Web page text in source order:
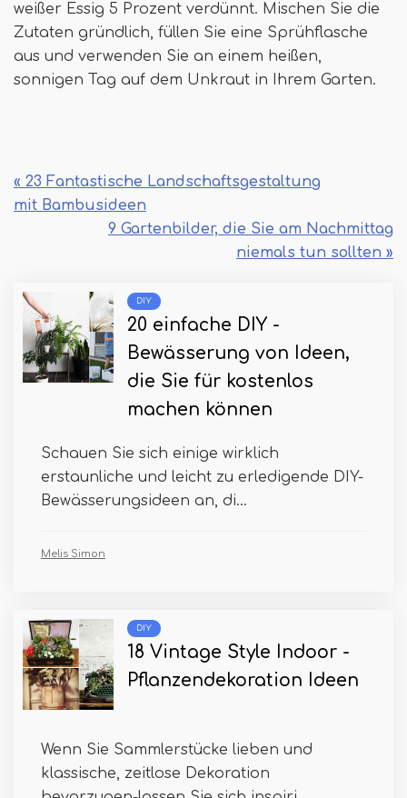
weißer Essig 5 Prozent verdünnt. Mischen Sie die
Zutaten gründlich, füllen Sie eine Sprühflasche
aus und verwenden Sie an einem heißen,
sonnigen Tag auf dem Unkraut in Ihrem Garten.
« 23 Fantastische Landschaftsgestaltung
mit Bambusideen
9 Gartenbilder, die Sie am Nachmittag
niemals tun sollten »
DIY
20 einfache DIY -
Bewässerung von Ideen,
die Sie für kostenlos
machen können
Schauen Sie sich einige wirklich
erstaunliche und leicht zu erledigende DIY-
Bewässerungsideen an, di...
Melis Simon
DIY
18 Vintage Style Indoor -
Pflanzendekoration Ideen
Wenn Sie Sammlerstücke lieben und
klassische, zeitlose Dekoration